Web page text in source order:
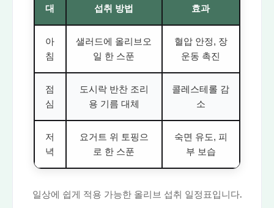
대
섭취 방법 효과
아
침
샐러드에 올리브오
일 한 스푼
혈압 안정, 장
운동 촉진
점
심
도시락 반찬 조리
용 기름 대체
콜레스테롤 감
소
저
녁
요거트 위 토핑으
로 한 스푼
숙면 유도, 피
부 보습
일상에 쉽게 적용 가능한 올리브 섭취 일정표입니다.